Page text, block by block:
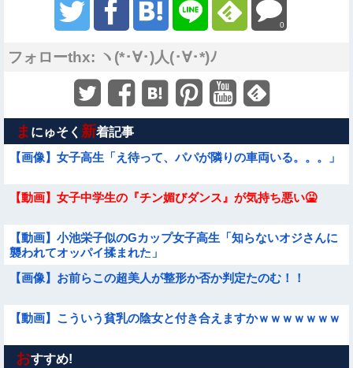
0
フォローthx: ヽ(*･∀･)人(･∀･*)ﾉ
ま にゅそく 新着記事
【画像】女子高生「え待って、パパが隣りの車両いる。。。」
【動画】女子中学生の『チン媚びダンス』が気持ち悪い🤮
【動画】小池栄子似のGカップ女子高生「知らないオジさんに
襲われてオッパイ揉まれた」
【画像】お前らこの超美人が整形か否か判定たのむ！！
【動画】こういう貧乳の陰女と付き合えますかｗｗｗｗｗｗｗ
【動画】韓国アイドルさん、ヱチヱチ限界点を超えてしまう
おすすめ!